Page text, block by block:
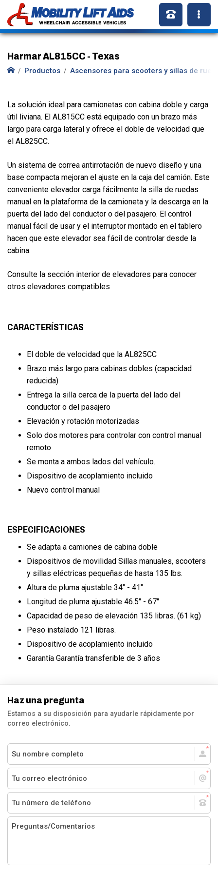
Harmar AL815CC - Texas
Productos Ascensores para scooters y sillas de
La solución ideal para camionetas con cabina doble y carga
útil liviana. El AL815CC está equipado con un brazo más
largo para carga lateral y ofrece el doble de velocidad que
el AL825CC.
Un sistema de correa antirrotación de nuevo diseño y una
base compacta mejoran el ajuste en la caja del camión. Este
conveniente elevador carga fácilmente la silla de ruedas
manual en la plataforma de la camioneta y la descarga en la
puerta del lado del conductor o del pasajero. El control
manual fácil de usar y el interruptor montado en el tablero
hacen que este elevador sea fácil de controlar desde la
cabina.
Consulte la sección interior de elevadores para conocer
otros elevadores compatibles
CARACTERÍSTICAS
El doble de velocidad que la AL825CC
Brazo más largo para cabinas dobles (capacidad
reducida)
Entrega la silla cerca de la puerta del lado del
conductor o del pasajero
Elevación y rotación motorizadas
Solo dos motores para controlar con control manual
remoto
Se monta a ambos lados del vehículo.
Dispositivo de acoplamiento incluido
Nuevo control manual
ESPECIFICACIONES
Se adapta a camiones de cabina doble
Dispositivos de movilidad Sillas manuales, scooters
y sillas eléctricas pequeñas de hasta 135 lbs.
Altura de pluma ajustable 34" - 41"
Longitud de pluma ajustable 46.5" - 67"
Capacidad de peso de elevación 135 libras. (61 kg)
Peso instalado 121 libras.
Dispositivo de acoplamiento incluido
Garantía Garantía transferible de 3 años
Haz una pregunta
Estamos a su disposición para ayudarle rápidamente por
correo electrónico.